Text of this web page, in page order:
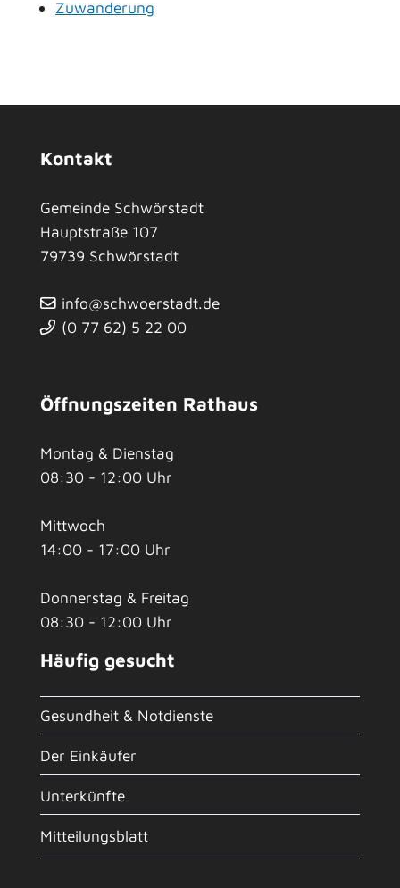
Zuwanderung
Kontakt
Gemeinde Schwörstadt
Hauptstraße 107
79739 Schwörstadt
info@schwoerstadt.de
(0 77 62) 5 22 00
Öffnungszeiten Rathaus
Montag & Dienstag
08:30 - 12:00 Uhr
Mittwoch
14:00 - 17:00 Uhr
Donnerstag & Freitag
08:30 - 12:00 Uhr
Häufig gesucht
Gesundheit & Notdienste
Der Einkäufer
Unterkünfte
Mitteilungsblatt